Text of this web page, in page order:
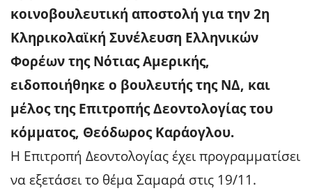
κοινοβουλευτική αποστολή για την 2η
Κληρικολαϊκή Συνέλευση Ελληνικών
Φορέων της Νότιας Αμερικής,
ειδοποιήθηκε ο βουλευτής της ΝΔ, και
μέλος της Επιτροπής Δεοντολογίας του
κόμματος, Θεόδωρος Καράογλου.
Η Επιτροπή Δεοντολογίας έχει προγραμματίσει
να εξετάσει το θέμα Σαμαρά στις 19/11.